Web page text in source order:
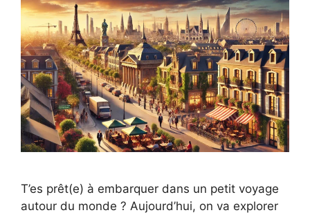
T’es prêt(e) à embarquer dans un petit voyage
autour du monde ? Aujourd’hui, on va explorer